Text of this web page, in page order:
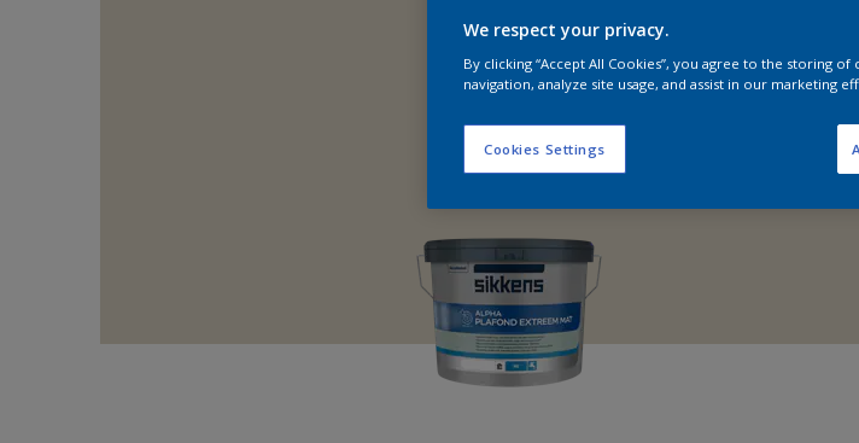
We respect your privacy.
By clicking “Accept All Cookies”, you agree to the storing
navigation, analyze site usage, and assist in our marketing
Cookies Settings